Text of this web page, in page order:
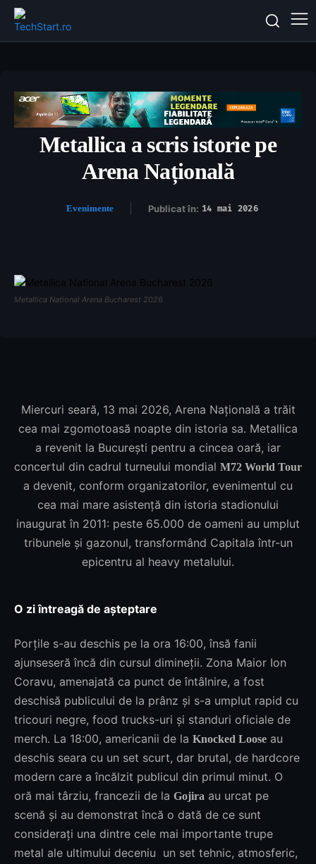
Metallica a scris istorie pe
Arena Națională
Evenimente Publicat în: 14 mai 2026
Metallica National Arena Bucharest 2026
Miercuri seară, 13 mai 2026, Arena Națională a trăit
cea mai zgomotoasă noapte din istoria sa. Metallica
a revenit la București pentru a cincea oară, iar
concertul din cadrul turneului mondial M72 World Tour
a devenit, conform organizatorilor, evenimentul cu
cea mai mare asistență din istoria stadionului
inaugurat în 2011: peste 65.000 de oameni au umplut
tribunele și gazonul, transformând Capitala într-un
epicentru al heavy metalului.
O zi întreagă de așteptare
Porțile s-au deschis pe la ora 16:00, însă fanii
ajunseseră încă din cursul dimineții. Zona Maior Ion
Coravu, amenajată ca punct de întâlnire, a fost
deschisă publicului de la prânz și s-a umplut rapid cu
tricouri negre, food trucks-uri și standuri oficiale de
merch. La 18:00, americanii de la Knocked Loose au
deschis seara cu un set scurt, dar brutal, de hardcore
modern care a încălzit publicul din primul minut. O
oră mai târziu, francezii de la Gojira au urcat pe
scenă și au demonstrat încă o dată de ce sunt
considerați una dintre cele mai importante trupe
metal ale ultimului deceniu un set tehnic, atmosferic,